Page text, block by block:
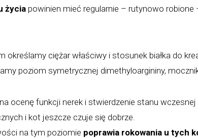
życia powinien mieć regularnie – rutynowo robione
określamy ciężar właściwy i stosunek białka do
poziom symetrycznej dimethyloargininy,
ocenę funkcji nerek i stwierdzenie stanu
i kot jeszcze czuje się dobrze.
na tym poziomie poprawia rokowania u tych